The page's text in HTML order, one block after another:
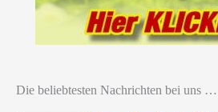
Die beliebtesten Nachrichten bei uns …